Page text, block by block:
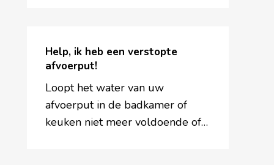
verstopte
afvoerput!
Help, ik heb een verstopte
afvoerput!
Loopt het water van uw
afvoerput in de badkamer of
keuken niet meer voldoende of…